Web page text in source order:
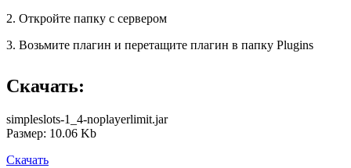
2. Откройте папку с сервером
3. Возьмите плагин и перетащите плагин в папку Plugins
Скачать:
simpleslots-1_4-noplayerlimit.jar
Размер: 10.06 Kb
Скачать